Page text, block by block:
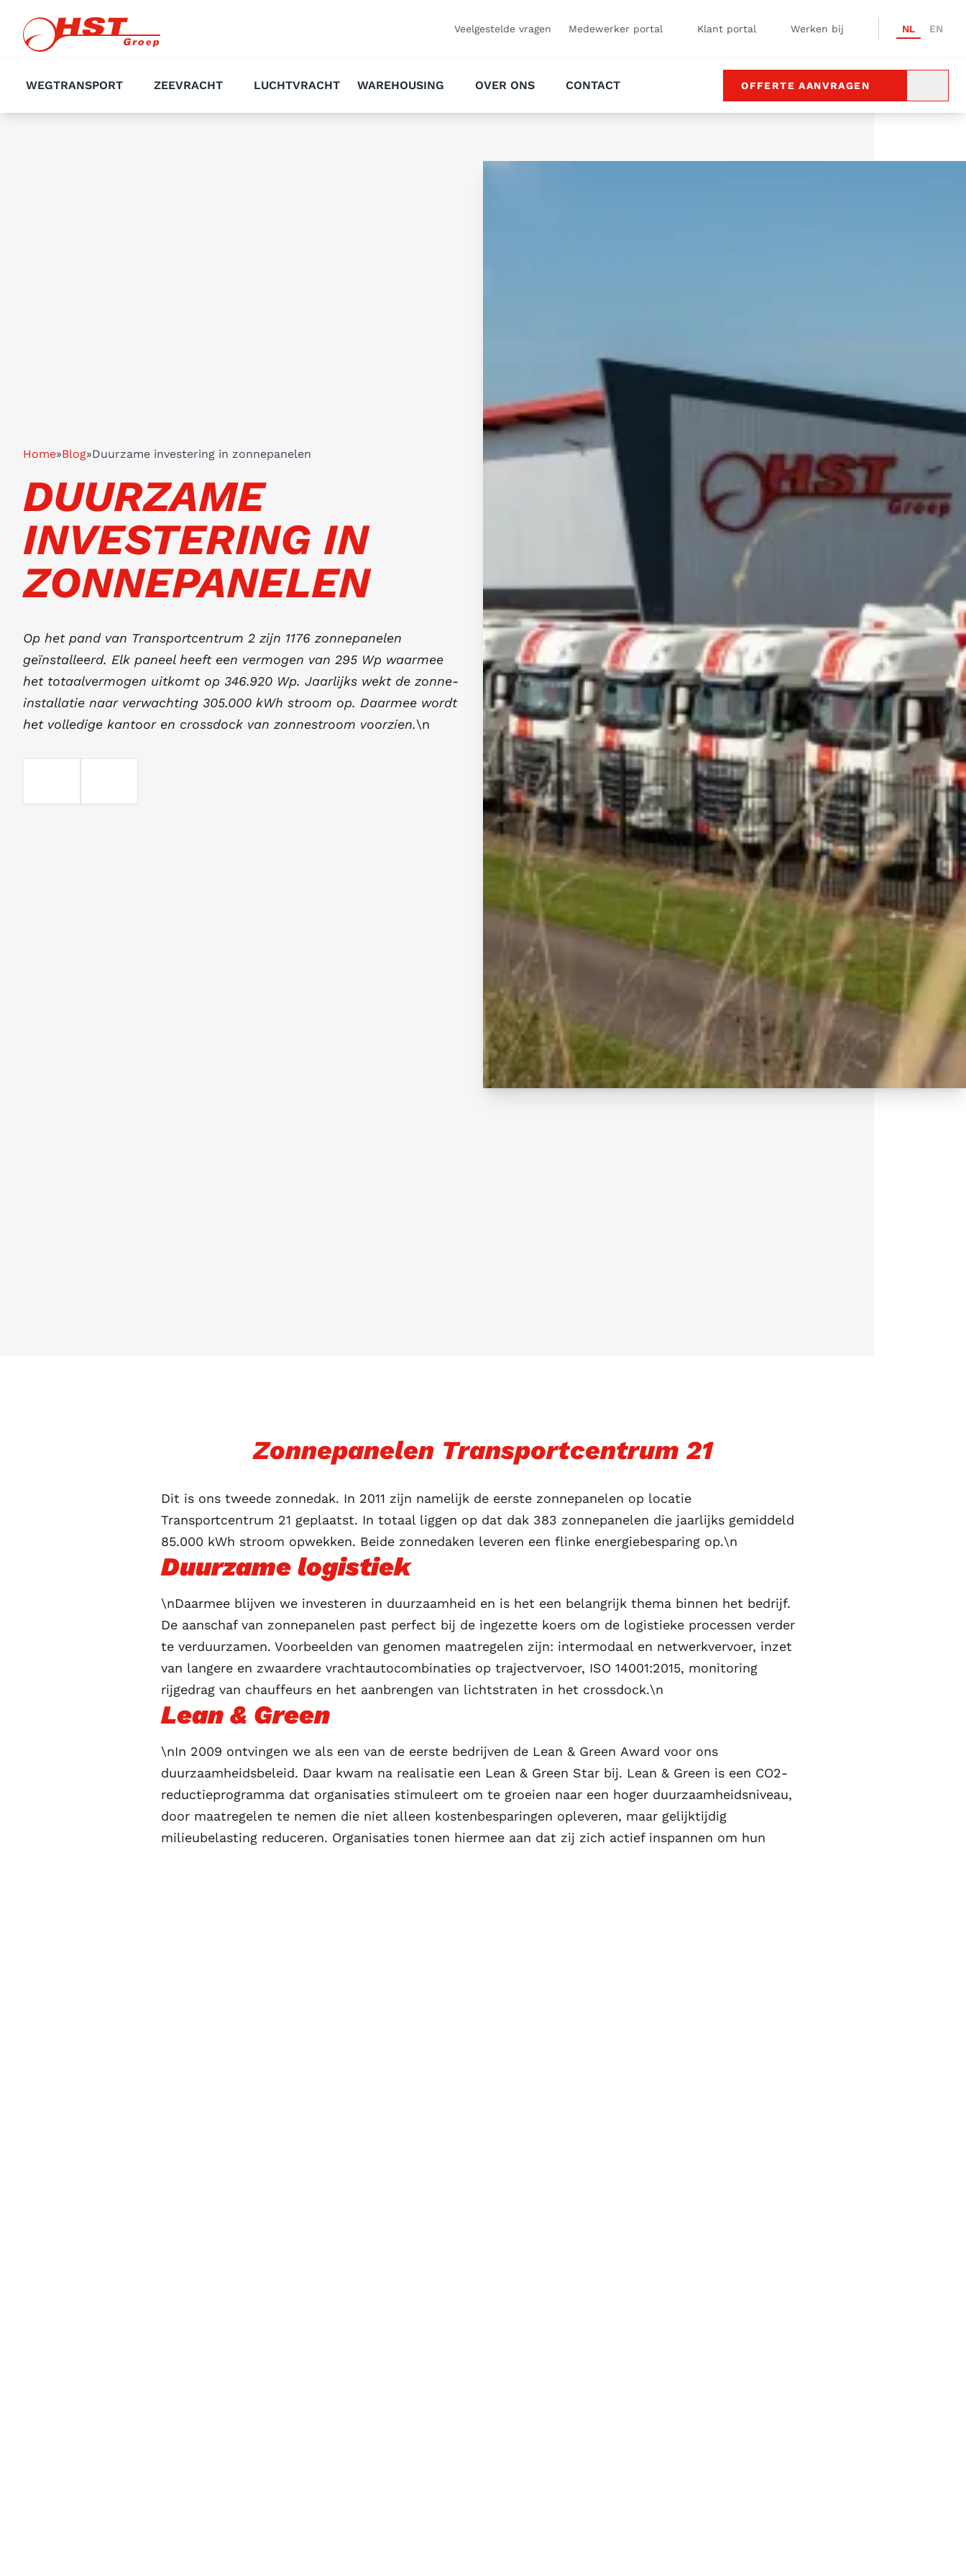
Veelgestelde vragen Medewerker portal Klant portal Werken bij NL EN
WEGTRANSPORT ZEEVRACHT LUCHTVRACHT WAREHOUSING OVER ONS CONTACT OFFERTE AANVRAGEN
Home»Blog»Duurzame investering in zonnepanelen
DUURZAME
INVESTERING IN
ZONNEPANELEN
Op het pand van Transportcentrum 2 zijn 1176 zonnepanelen
geïnstalleerd. Elk paneel heeft een vermogen van 295 Wp waarmee
het totaalvermogen uitkomt op 346.920 Wp. Jaarlijks wekt de zonne-
installatie naar verwachting 305.000 kWh stroom op. Daarmee wordt
het volledige kantoor en crossdock van zonnestroom voorzien.\n
Zonnepanelen Transportcentrum 21
Dit is ons tweede zonnedak. In 2011 zijn namelijk de eerste zonnepanelen op locatie
Transportcentrum 21 geplaatst. In totaal liggen op dat dak 383 zonnepanelen die jaarlijks gemiddeld
85.000 kWh stroom opwekken. Beide zonnedaken leveren een flinke energiebesparing op.\n
Duurzame logistiek
\nDaarmee blijven we investeren in duurzaamheid en is het een belangrijk thema binnen het bedrijf.
De aanschaf van zonnepanelen past perfect bij de ingezette koers om de logistieke processen verder
te verduurzamen. Voorbeelden van genomen maatregelen zijn: intermodaal en netwerkvervoer, inzet
van langere en zwaardere vrachtautocombinaties op trajectvervoer, ISO 14001:2015, monitoring
rijgedrag van chauffeurs en het aanbrengen van lichtstraten in het crossdock.\n
Lean & Green
\nIn 2009 ontvingen we als een van de eerste bedrijven de Lean & Green Award voor ons
duurzaamheidsbeleid. Daar kwam na realisatie een Lean & Green Star bij. Lean & Green is een CO2-
reductieprogramma dat organisaties stimuleert om te groeien naar een hoger duurzaamheidsniveau,
door maatregelen te nemen die niet alleen kostenbesparingen opleveren, maar gelijktijdig
milieubelasting reduceren. Organisaties tonen hiermee aan dat zij zich actief inspannen om hun
logistieke proces duurzamer te maken. Het programma is in 2008 geïnitieerd door Connekt en